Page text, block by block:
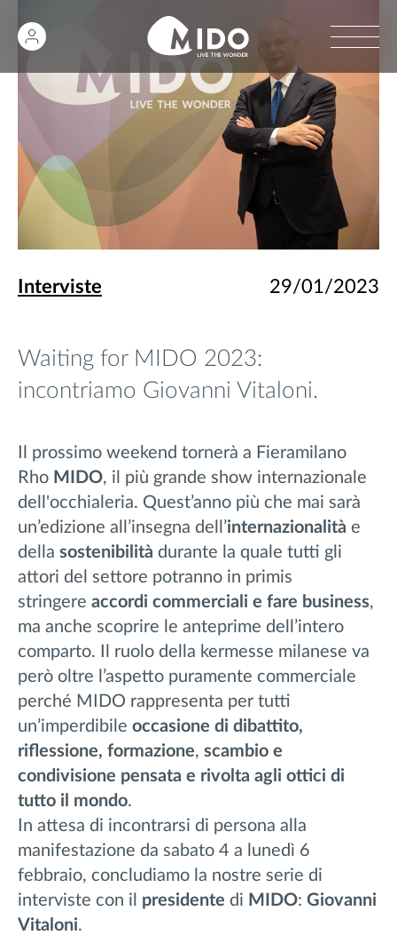
Interviste 29/01/2023
Waiting for MIDO 2023:
incontriamo Giovanni Vitaloni.
Il prossimo weekend tornerà a Fieramilano
Rho MIDO, il più grande show internazionale
dell'occhialeria. Quest’anno più che mai sarà
un’edizione all’insegna dell’internazionalità e
della sostenibilità durante la quale tutti gli
attori del settore potranno in primis
stringere accordi commerciali e fare business,
ma anche scoprire le anteprime dell’intero
comparto. Il ruolo della kermesse milanese va
però oltre l’aspetto puramente commerciale
perché MIDO rappresenta per tutti
un’imperdibile occasione di dibattito,
riflessione, formazione, scambio e
condivisione pensata e rivolta agli ottici di
tutto il mondo.
In attesa di incontrarsi di persona alla
manifestazione da sabato 4 a lunedì 6
febbraio, concludiamo la nostre serie di
interviste con il presidente di MIDO: Giovanni
Vitaloni.